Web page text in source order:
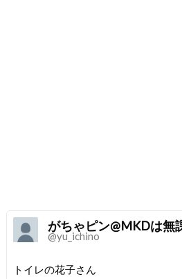
がちゃピン@MKDは無
@yu_ichino
トイレの花子さん